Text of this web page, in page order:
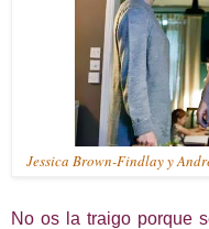
Jessica Brown-Findlay y
No os la traigo porque